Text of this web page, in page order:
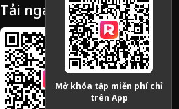
Tải ngay
Mở khóa tập miễn phí chỉ
trên App